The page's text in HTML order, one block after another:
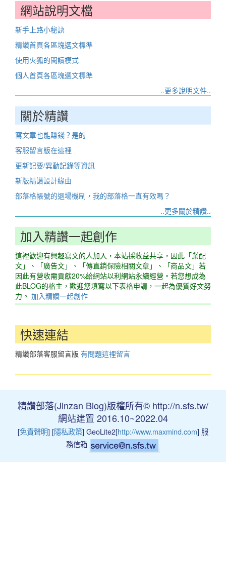
網站說明文檔
新手上路小秘訣
精讚首頁各區塊選文標準
使用火狐的閱讀模式
個人首頁各區塊選文標準
..更多說明文件..
關於精讚
寫文章也能賺錢？是的
客服留言版在這裡
更新記要/異動記錄等資訊
新版精讚設計緣由
部落格帳號的退場機制，我的部落格一直有效嗎？
..更多關於精讚..
加入精讚一起創作
這裡歡迎有興趣寫文的人加入，本站採收益共享，因此「業配
文」、「廣告文」、「傳直銷保險相關文章」、「商品文」若
因此有營收需貢獻20%給網站以利網站永續經營。若您想成為
此BLOG的格主，歡迎您填寫以下表格申請，一起為優質好文努
力。 加入精讚一起創作
快速連結
精讚部落客服留言版 有問題這裡留言
精讚部落(Jinzan Blog)版權所有© http://n.sfs.tw/
網站建置 2016.10~2022.04
[免責聲明] [隱私政策] GeoLite2[http://www.maxmind.com] 服
務信箱